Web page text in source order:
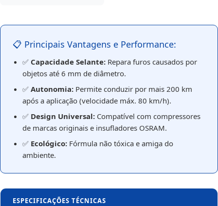
📋 Principais Vantagens e Performance:
✅ Capacidade Selante: Repara furos causados por
objetos até 6 mm de diâmetro.
✅ Autonomia: Permite conduzir por mais 200 km
após a aplicação (velocidade máx. 80 km/h).
✅ Design Universal: Compatível com compressores
de marcas originais e insufladores OSRAM.
✅ Ecológico: Fórmula não tóxica e amiga do
ambiente.
ESPECIFICAÇÕES TÉCNICAS